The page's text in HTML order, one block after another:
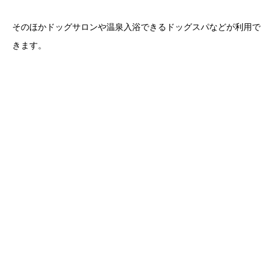
そのほかドッグサロンや温泉入浴できるドッグスパなどが利用で
きます。